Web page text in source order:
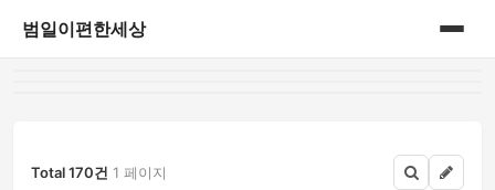
범일이편한세상
Total 170건 1 페이지